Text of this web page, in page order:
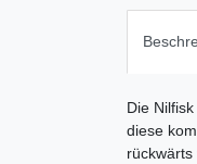
Die
diese